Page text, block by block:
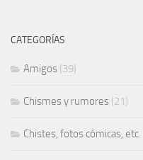
CATEGORÍAS
Amigos (39)
Chismes y rumores (21)
Chistes, fotos cómicas, etc.